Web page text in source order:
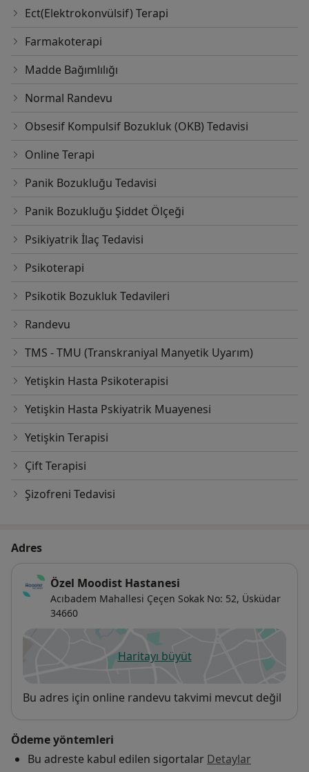
Ect(Elektrokonvülsif) Terapi
Farmakoterapi
Madde Bağımlılığı
Normal Randevu
Obsesif Kompulsif Bozukluk (OKB) Tedavisi
Online Terapi
Panik Bozukluğu Tedavisi
Panik Bozukluğu Şiddet Ölçeği
Psikiyatrik İlaç Tedavisi
Psikoterapi
Psikotik Bozukluk Tedavileri
Randevu
TMS - TMU (Transkraniyal Manyetik Uyarım)
Yetişkin Hasta Psikoterapisi
Yetişkin Hasta Pskiyatrik Muayenesi
Yetişkin Terapisi
Çift Terapisi
Şizofreni Tedavisi
Adres
Özel Moodist Hastanesi
Acıbadem Mahallesi Çeçen Sokak No: 52, Üsküdar
34660
Haritayı büyütyeni bir sekmede açılır
Uygunluk
Bu adres için online randevu takvimi mevcut değil
Ödeme yöntemleri
Bu adreste kabul edilen sigortalar Detaylar